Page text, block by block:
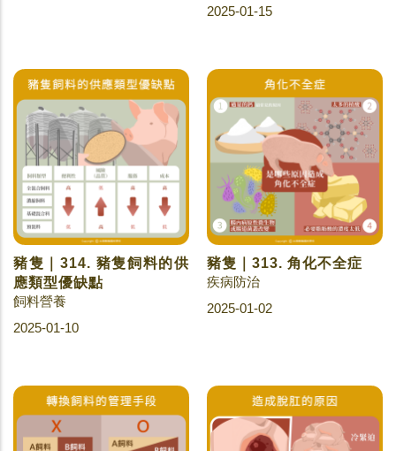
2025-01-15
豬隻｜314. 豬隻飼料的供
應類型優缺點
飼料營養
2025-01-10
豬隻｜313. 角化不全症
疾病防治
2025-01-02